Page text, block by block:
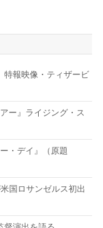
特報映像・ティザービ
ー』ライジング・ス
・デイ』（原題
国ロサンゼルス初出